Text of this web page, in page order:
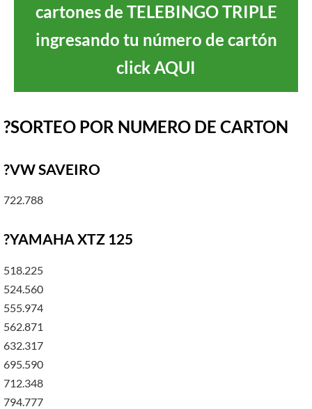
cartones de TELEBINGO TRIPLE
ingresando tu número de cartón
click AQUI
?SORTEO POR NUMERO DE CARTON
?VW SAVEIRO
722.788
?YAMAHA XTZ 125
518.225
524.560
555.974
562.871
632.317
695.590
712.348
794.777